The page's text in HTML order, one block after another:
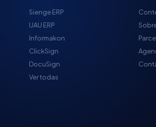
Sienge ERP
UAU ERP
Informakon
ClickSign
DocuSign
Ver todas